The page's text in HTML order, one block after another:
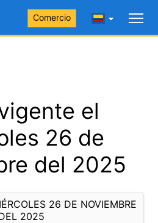
Comercio
el
26 de
del 2025
26 DE NOVIEMBRE
2025